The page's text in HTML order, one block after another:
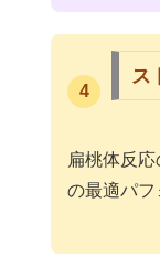
4
ス
扁桃体反
の最適パ